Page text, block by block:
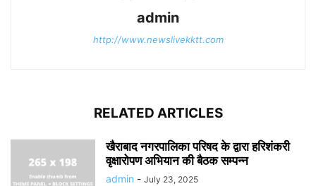
admin
http://www.newslivekktt.com
RELATED ARTICLES
खैराबाद नगरपालिका परिषद के द्वारा हरिशंकरी
वृक्षारोपण अभियान की बैठक सम्पन्न
admin - July 23, 2025